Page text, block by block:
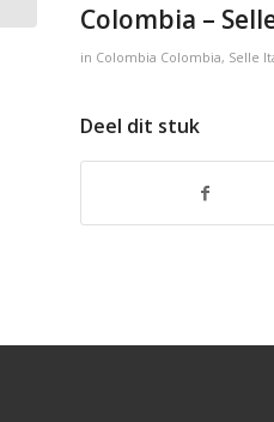
Colombia –
in Colombia Colombia, Selle
Deel dit stuk